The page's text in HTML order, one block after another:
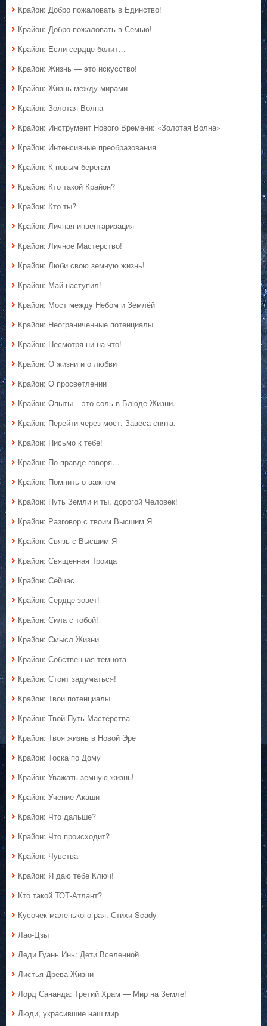
Крайон: Добро пожаловать в Единство!
Крайон: Добро пожаловать в Семью!
Крайон: Если сердце болит…
Крайон: Жизнь — это искусство!
Крайон: Жизнь между мирами
Крайон: Золотая Волна
Крайон: Инструмент Нового Времени: «Золотая Волна»
Крайон: Интенсивные преобразования
Крайон: К новым берегам
Крайон: Кто такой Крайон?
Крайон: Кто ты?
Крайон: Личная инвентаризация
Крайон: Личное Мастерство!
Крайон: Люби свою земную жизнь!
Крайон: Май наступил!
Крайон: Мост между Небом и Землёй
Крайон: Неограниченные потенциалы
Крайон: Несмотря ни на что!
Крайон: О жизни и о любви
Крайон: О просветлении
Крайон: Опыты – это соль в Блюде Жизни.
Крайон: Перейти через мост. Завеса снята.
Крайон: Письмо к тебе!
Крайон: По правде говоря…
Крайон: Помнить о важном
Крайон: Путь Земли и ты, дорогой Человек!
Крайон: Разговор с твоим Высшим Я
Крайон: Связь с Высшим Я
Крайон: Священная Троица
Крайон: Сейчас
Крайон: Сердце зовёт!
Крайон: Сила с тобой!
Крайон: Смысл Жизни
Крайон: Собственная темнота
Крайон: Стоит задуматься!
Крайон: Твои потенциалы
Крайон: Твой Путь Мастерства
Крайон: Твоя жизнь в Новой Эре
Крайон: Тоска по Дому
Крайон: Уважать земную жизнь!
Крайон: Учение Акаши
Крайон: Что дальше?
Крайон: Что происходит?
Крайон: Чувства
Крайон: Я даю тебе Ключ!
Кто такой ТОТ-Атлант?
Кусочек маленького рая. Стихи Scady
Лао-Цзы
Леди Гуань Инь: Дети Вселенной
Листья Древа Жизни
Лорд Сананда: Третий Храм — Мир на Земле!
Люди, украсившие наш мир